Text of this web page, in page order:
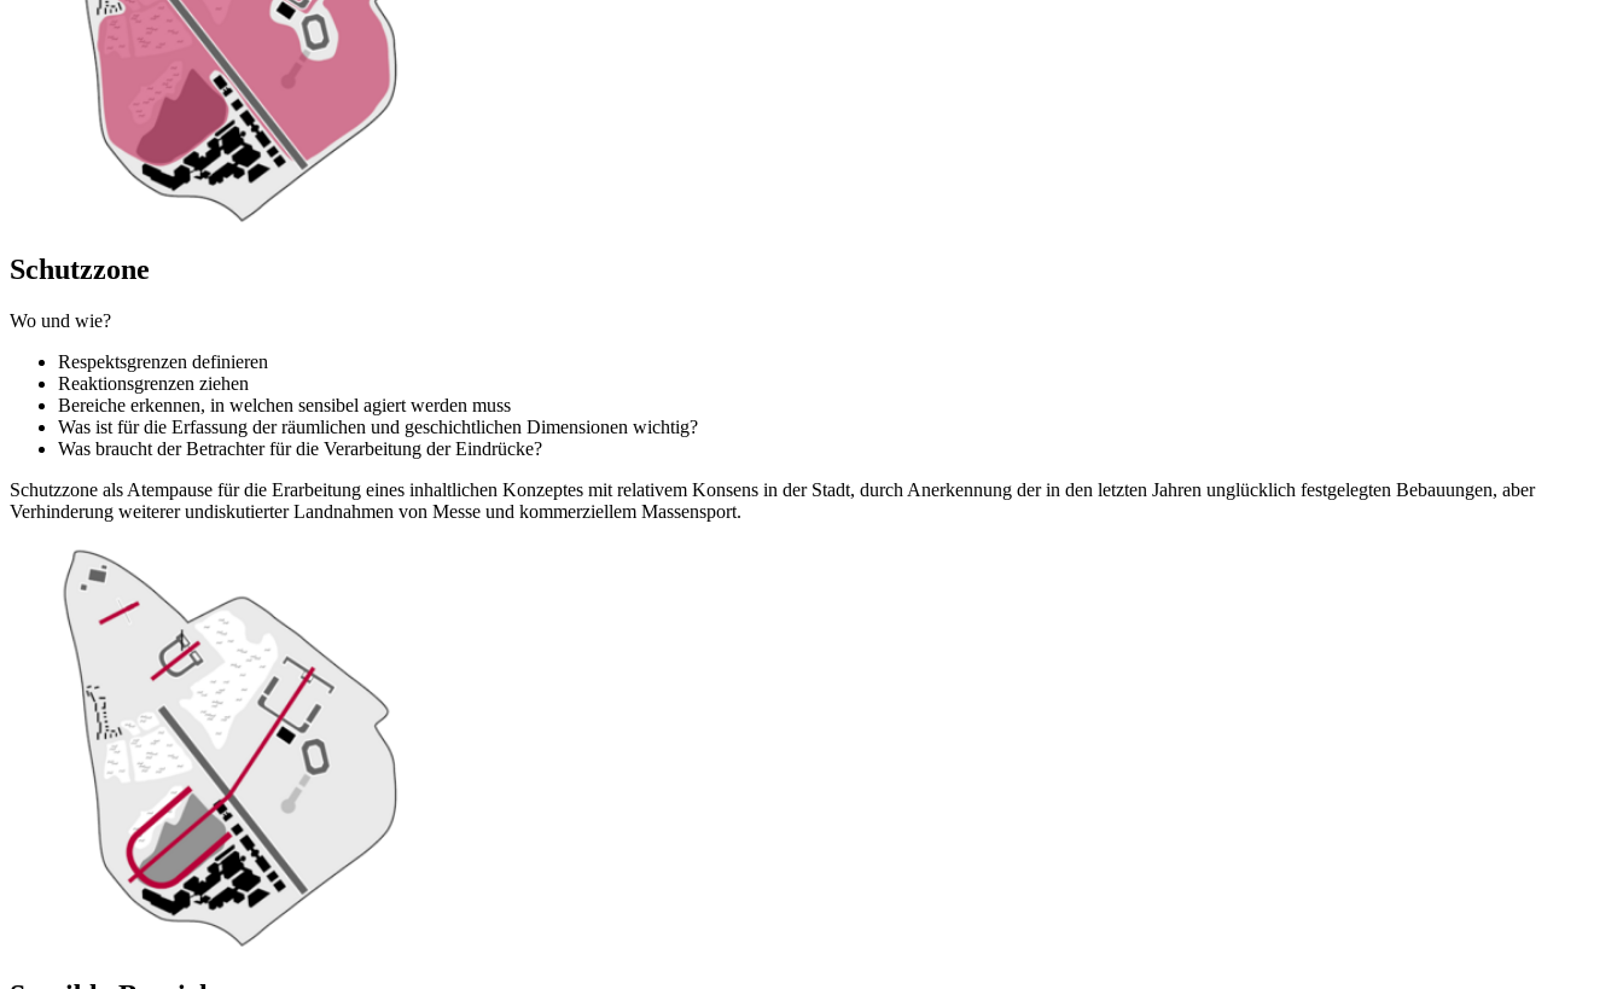
Schutzzone
Wo und wie?
Respektsgrenzen definieren
Reaktionsgrenzen ziehen
Bereiche erkennen, in welchen sensibel agiert werden muss
Was ist für die Erfassung der räumlichen und geschichtlichen Dimensionen wichtig?
Was braucht der Betrachter für die Verarbeitung der Eindrücke?
Schutzzone als Atempause für die Erarbeitung eines inhaltlichen Konzeptes mit relativem Konsens in der Stadt, durch Anerkennung der in den letzten Jahren unglücklich festgelegten Bebauungen, aber
Verhinderung weiterer undiskutierter Landnahmen von Messe und kommerziellem Massensport.